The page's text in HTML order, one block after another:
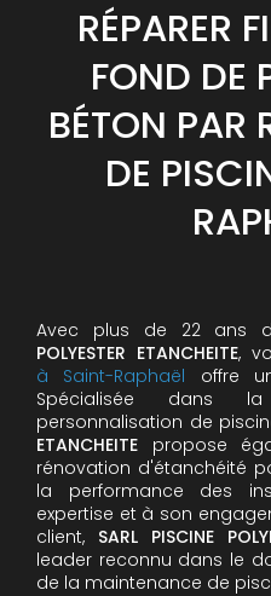
RÉPARER
FOND DE
BÉTON PAR
DE
Avec plus de 22 ans
POLYESTER ETANCHEITE,
à Saint-Raphaël offre
Spécialisée dans
personnalisation de
ETANCHEITE propose
rénovation d'étanchéité
la performance des
expertise et à son
client, SARL PISCINE
leader reconnu dans le
de la maintenance de